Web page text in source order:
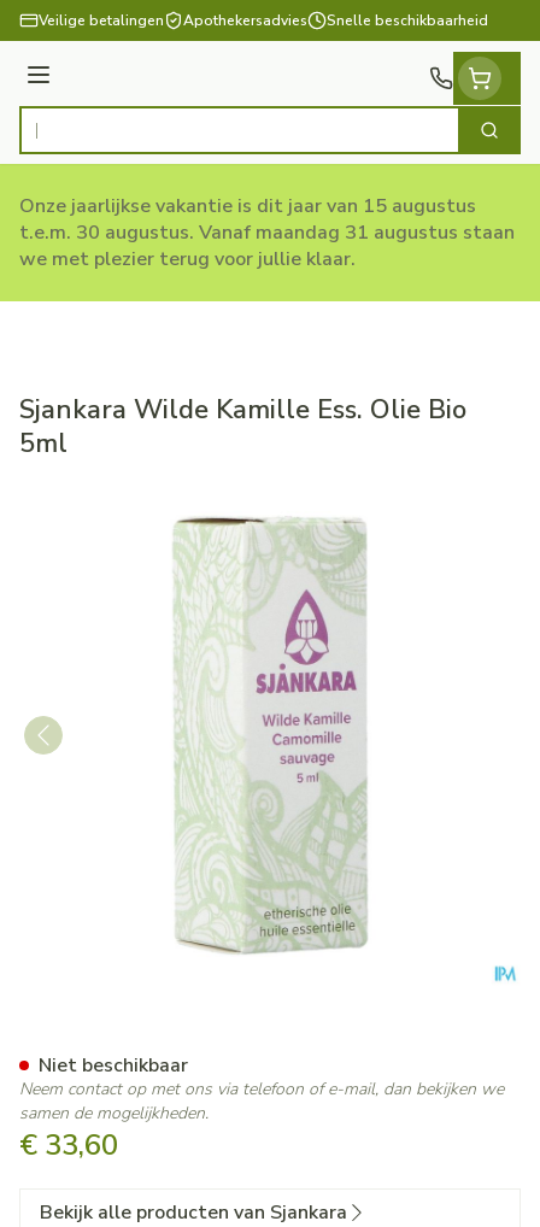
Ga naar de inhoud
Veilige betalingen Apothekersadvies Snelle beschikbaarheid
Menu
Product, merk, categorie... Zoek
Onze jaarlijkse vakantie is dit jaar van 15 augustus
t.e.m. 30 augustus. Vanaf maandag 31 augustus staan
we met plezier terug voor jullie klaar.
Sjankara Wilde Kamille Ess. Olie Bio
5ml
€ 33,60
Niet beschikbaar
Neem contact op met ons via telefoon of e-mail, dan bekijken we
samen de mogelijkheden.
Bekijk alle producten van Sjankara